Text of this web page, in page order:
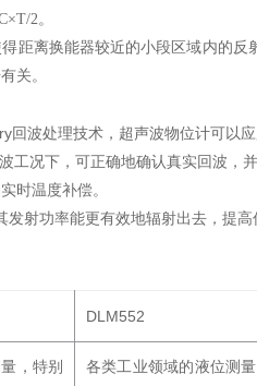
2。
距离换能器较近的小段区域内的
关。
回波处理技术，超声波物位计可以应
工况下，可正确地确认真实回波，
时温度补偿。
射功率能更有效地辐射出去，提高
DLM552
，特别
各类工业领域的液位测